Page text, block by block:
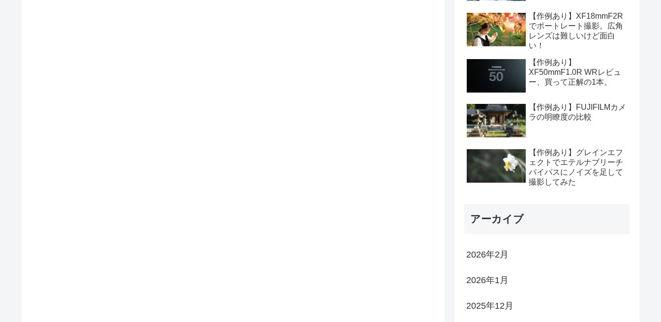
【作例あり】XF18mmF2R
でポートレート撮影。広角
レンズは難しいけど面白
い！
【作例あり】
XF50mmF1.0R WRレビュ
ー、買って正解の1本。
【作例あり】FUJIFILMカメ
ラの明瞭度の比較
【作例あり】グレインエフ
ェクトでエテルナブリーチ
バイパスにノイズを足して
撮影してみた
アーカイブ
2026年2月
2026年1月
2025年12月